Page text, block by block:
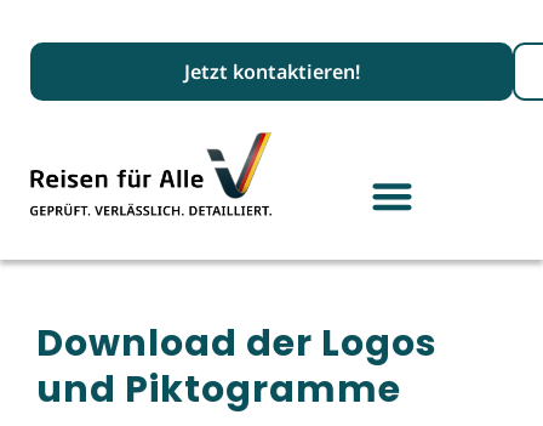
Jetzt kontaktieren!
Download der Logos
und Piktogramme